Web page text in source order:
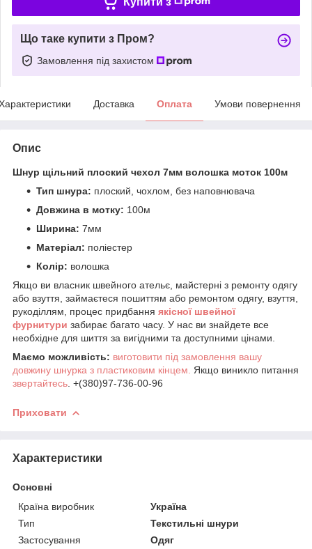
Що таке купити з Пром?
Замовлення під захистом
Доставка Оплата Умови повернення
Опис
Шнур щільний плоский чехол 7мм волошка моток 100м
Тип шнура: плоский, чохлом, без наповнювача
Довжина в мотку: 100м
Ширина: 7мм
Матеріал: поліестер
Колір: волошка
Якщо ви власник швейного ательє, майстерні з ремонту одягу
або взуття, займаєтеся пошиттям або ремонтом одягу, взуття,
рукоділлям, процес придбання якісної швейної
фурнитури забирає багато часу. У нас ви знайдете все
необхідне для шиття за вигідними та доступними цінами.
Маємо можливість: виготовити під замовлення вашу
довжину шнурка з пластиковим кінцем.
Якщо виникло питання
звертайтесь . +(380)97-736-00-96
Приховати
Характеристики
Основні
Країна виробник
Україна
Тип
Текстильні шнури
Застосування
Одяг